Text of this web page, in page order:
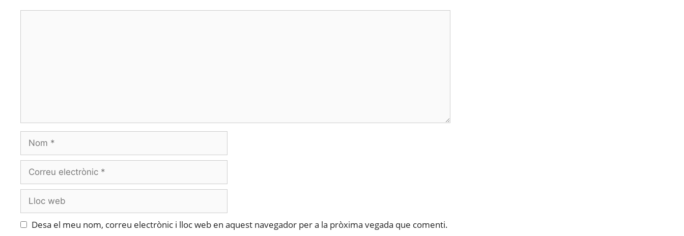
Desa el meu nom, correu electrònic i lloc web en aquest navegador per a la pròxima vegada que comenti.